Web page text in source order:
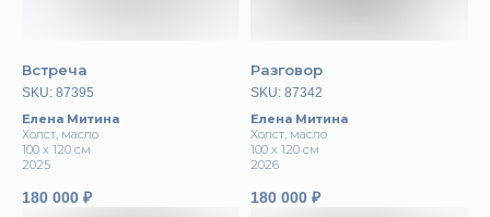
Встреча
SKU: 87395
Елена Митина
Холст, масло
100 х 120 см
2025
180 000 ₽
Разговор
SKU: 87342
Елена Митина
Холст, масло
100 х 120 см
2026
180 000 ₽